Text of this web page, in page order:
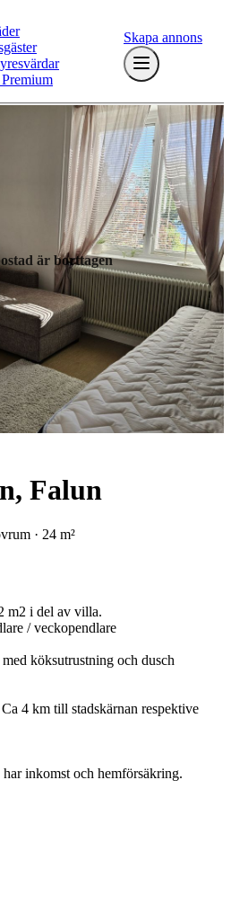
Skapa annons
är borttagen
Falun
· 24 m²
m2 i del av villa.
/ veckopendlare
köksutrustning och dusch
4 km till stadskärnan respektive